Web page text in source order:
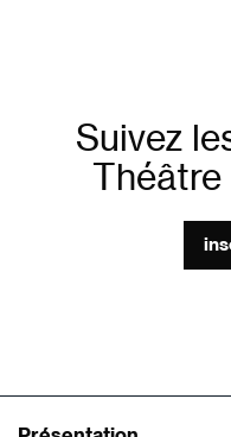
Suivez